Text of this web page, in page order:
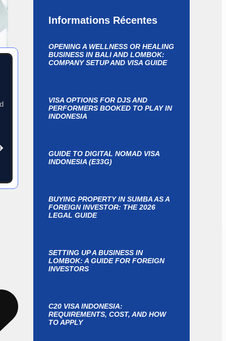
Informations Récentes
OPENING A WELLNESS OR HEALING
BUSINESS IN BALI AND LOMBOK:
COMPANY SETUP AND VISA GUIDE
VISA OPTIONS FOR DJS AND
PERFORMERS BOOKED TO PLAY IN
INDONESIA
GUIDE TO DIGITAL NOMAD VISA
INDONESIA (E33G)
BUYING PROPERTY IN SUMBA AS A
FOREIGN INVESTOR: THE 2026
LEGAL GUIDE
SETTING UP A BUSINESS IN
LOMBOK: A GUIDE FOR FOREIGN
INVESTORS
C20 VISA INDONESIA:
REQUIREMENTS, COST, AND HOW
TO APPLY